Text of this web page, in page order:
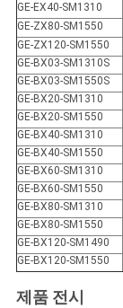
GE-EX40-SM1310
GE-ZX80-SM1550
GE-ZX120-SM1550
GE-BX03-SM1310S
GE-BX03-SM1550S
GE-BX20-SM1310
GE-BX20-SM1550
GE-BX40-SM1310
GE-BX40-SM1550
GE-BX60-SM1310
GE-BX60-SM1550
GE-BX80-SM1310
GE-BX80-SM1550
GE-BX120-SM1490
GE-BX120-SM1550
제품 전시